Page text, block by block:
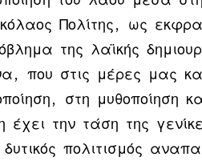
Πολίτης, ως
της λαϊκής
που στις μέρες μας
στη μυθοποίηση
την τάση της
πολιτισμός